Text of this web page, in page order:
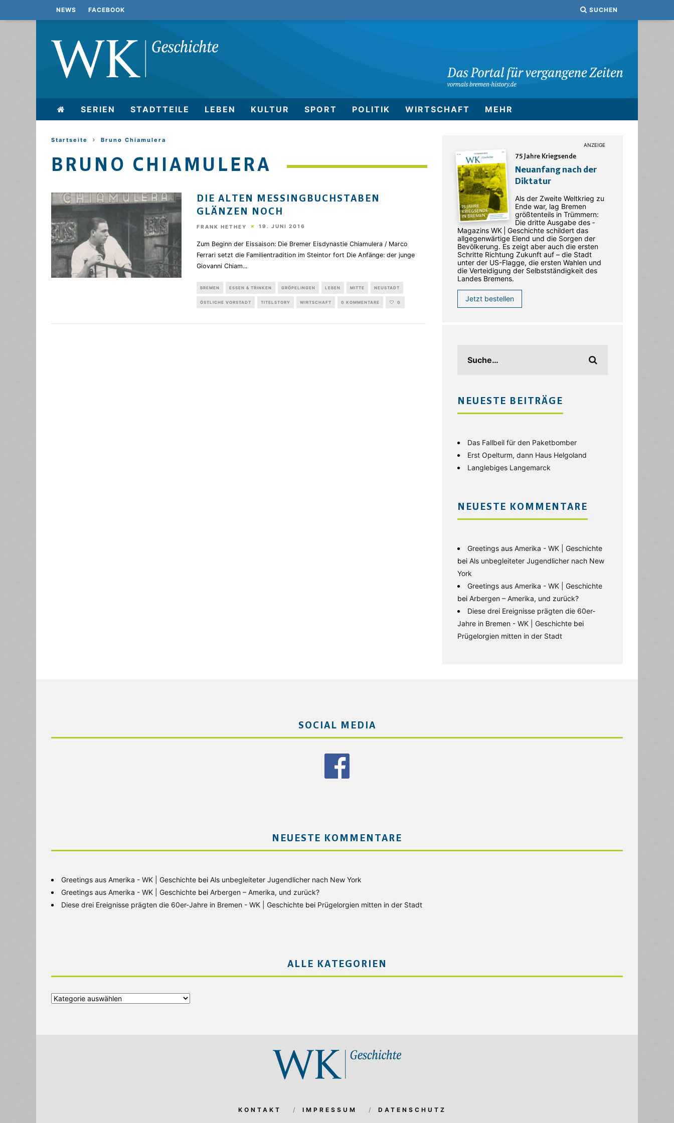
NEWS FACEBOOK SUCHEN
SERIEN STADTTEILE LEBEN KULTUR SPORT POLITIK WIRTSCHAFT MEHR
Startseite Bruno Chiamulera
BRUNO CHIAMULERA
DIE ALTEN MESSINGBUCHSTABEN
GLÄNZEN NOCH
FRANK HETHEY 19. JUNI 2016
Zum Beginn der Eissaison: Die Bremer Eisdynastie Chiamulera / Marco
Ferrari setzt die Familientradition im Steintor fort Die Anfänge: der junge
Giovanni Chiam...
BREMEN ESSEN & TRINKEN GRÖPELINGEN LEBEN MITTE NEUSTADT
ÖSTLICHE VORSTADT TITELSTORY WIRTSCHAFT 0 KOMMENTARE 0
75 Jahre Kriegsende
Neuanfang nach der
Diktatur
Als der Zweite Weltkrieg zu
Ende war, lag Bremen
größtenteils in Trümmern:
Die dritte Ausgabe des ­
Magazins WK | Geschichte schildert das
allgegenwärtige Elend und die Sorgen der
Bevölkerung. Es zeigt aber auch die ersten
Schritte Richtung Zukunft auf – die Stadt
unter der US-Flagge, die ersten Wahlen und
die Verteidigung der Selbstständigkeit des
Landes Bremens.
Jetzt bestellen
NEUESTE BEITRÄGE
Das Fallbeil für den Paketbomber
Erst Opelturm, dann Haus Helgoland
Langlebiges Langemarck
NEUESTE KOMMENTARE
Greetings aus Amerika - WK | Geschichte
bei Als unbegleiteter Jugendlicher nach New
York
Greetings aus Amerika - WK | Geschichte
bei Arbergen – Amerika, und zurück?
Diese drei Ereignisse prägten die 60er-
Jahre in Bremen - WK | Geschichte bei
Prügelorgien mitten in der Stadt
SOCIAL MEDIA
NEUESTE KOMMENTARE
Greetings aus Amerika - WK | Geschichte bei Als unbegleiteter Jugendlicher nach New York
Greetings aus Amerika - WK | Geschichte bei Arbergen – Amerika, und zurück?
Diese drei Ereignisse prägten die 60er-Jahre in Bremen - WK | Geschichte bei Prügelorgien mitten in der Stadt
ALLE KATEGORIEN
Alle
KONTAKT IMPRESSUM DATENSCHUTZ